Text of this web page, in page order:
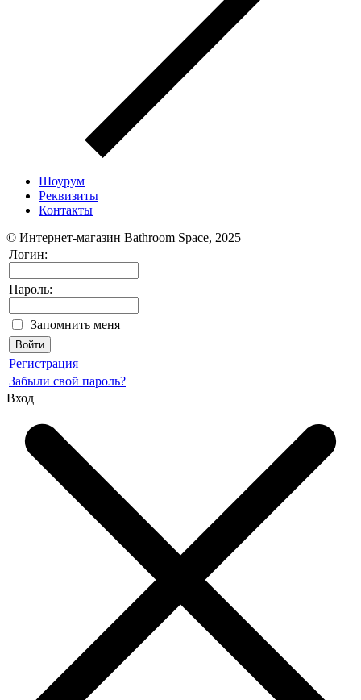
Шоурум
Реквизиты
Контакты
© Интернет-магазин Bathroom Space, 2025
Логин:
Пароль:
Запомнить меня
Регистрация
Забыли свой пароль?
Вход